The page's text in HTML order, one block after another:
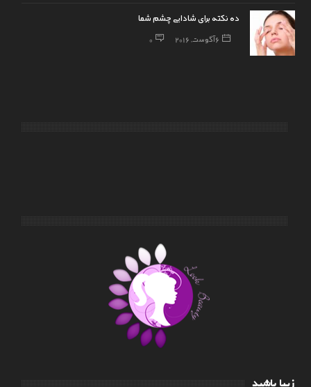
ده نکته برای شادابی چشم شما
6 آگوست, 2016 0
زیبا باشید